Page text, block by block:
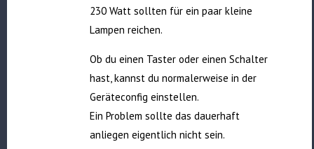
230 Watt sollten für ein paar kleine
Lampen reichen.
Ob du einen Taster oder einen Schalter
hast, kannst du normalerweise in der
Geräteconfig einstellen.
Ein Problem sollte das dauerhaft
anliegen eigentlich nicht sein.